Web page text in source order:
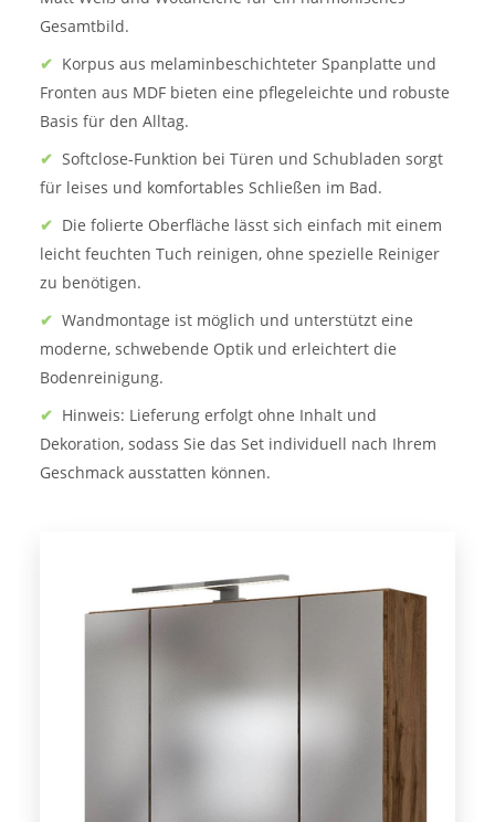
Gesamtbild.
✔ Korpus aus melaminbeschichteter Spanplatte und
Fronten aus MDF bieten eine pflegeleichte und robuste
Basis für den Alltag.
✔ Softclose-Funktion bei Türen und Schubladen sorgt
für leises und komfortables Schließen im Bad.
✔ Die folierte Oberfläche lässt sich einfach mit einem
leicht feuchten Tuch reinigen, ohne spezielle Reiniger
zu benötigen.
✔ Wandmontage ist möglich und unterstützt eine
moderne, schwebende Optik und erleichtert die
Bodenreinigung.
✔ Hinweis: Lieferung erfolgt ohne Inhalt und
Dekoration, sodass Sie das Set individuell nach Ihrem
Geschmack ausstatten können.